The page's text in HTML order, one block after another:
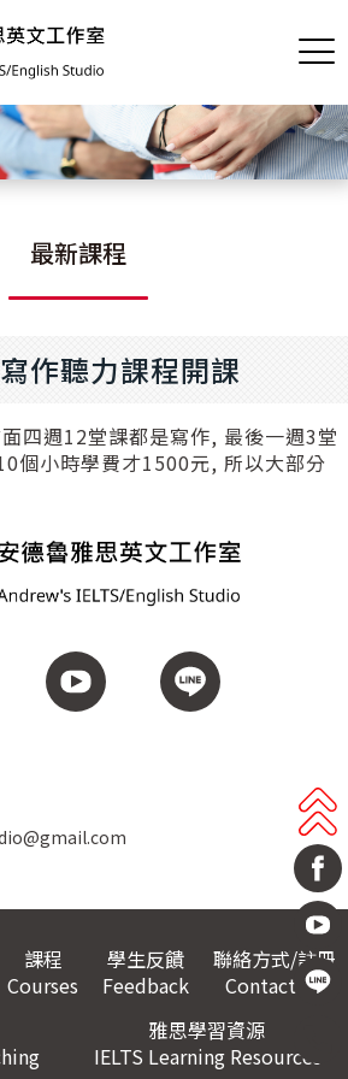
最新課程
作聽力課程開課
四週12堂課都是寫作, 最後一週3堂
個小時學費才1500元, 所以大部分
課程
Courses
學生反饋
Feedback
聯絡方式/註冊
Contact Us
雅思學習資源
IELTS Learning Resources